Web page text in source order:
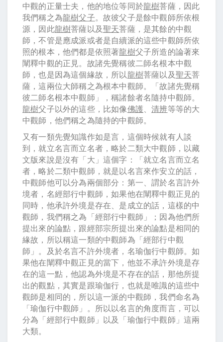
中觀的正量士夫，他的地位等同於龍樹菩薩，因此
我們稱之為龍樹父子。故彼父子是餘中觀師所依根
源，因此龍樹菩薩以及聖天菩薩，是其餘的中觀
師，不管是應成派或者是自續派的這些中觀師所依
照的根本，他們都是依照著龍樹父子所造的論著來
闡釋中觀的正見。故諸先覺稱彼二師名根本中觀
師，也是因為這個緣故，所以龍樹菩薩以及聖天菩
薩，這兩位大師稱之為根本中觀師。「故諸先覺稱
彼二師名根本中觀師」，稱諸餘者名隨持中觀師。
龍樹父子以外的這些，比如像佛護 、清辨等等的大
中觀師，他們稱之為隨持的中觀師。
又有一類先覺知識作如是言，這個時候就有人談
到，就立名言而立名者，略於二類大中觀師，以藏
文版來說是沒有「大」這個字：「就立名言而立名
者，略於二類中觀師，就是以名言來作安立的話，
中觀師他可以分為兩個部分：第一、謂於名言許外
境者，名經部行中觀師，如果他在闡釋中觀正見的
同時，他承許外境是存在、是成立的話，這樣的中
觀師，我們稱之為「經部行中觀師」；因為他們所
提出來的論點，跟經部宗所提出來的論點是相同的
緣故，所以稱這一類的中觀師為「經部行中觀
師」。及於名言不許外境者，名瑜伽行中觀師。如
果他在闡釋中觀正見的當下，他並不承許外境是存
在的這一點，他認為外境是不存在的話，那他所提
出的觀點，其實是跟瑜伽行，也就是唯識的這些中
觀師是相同的，所以這一派的中觀師，我們命名為
「瑜伽行中觀師」。所以以名言的角度而言，可以
分為「經部行中觀師」以及「瑜伽行中觀師」這兩
大類。